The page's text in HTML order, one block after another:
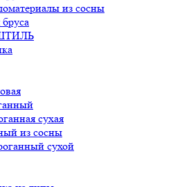
из сосны
сухая
из сосны
сухой